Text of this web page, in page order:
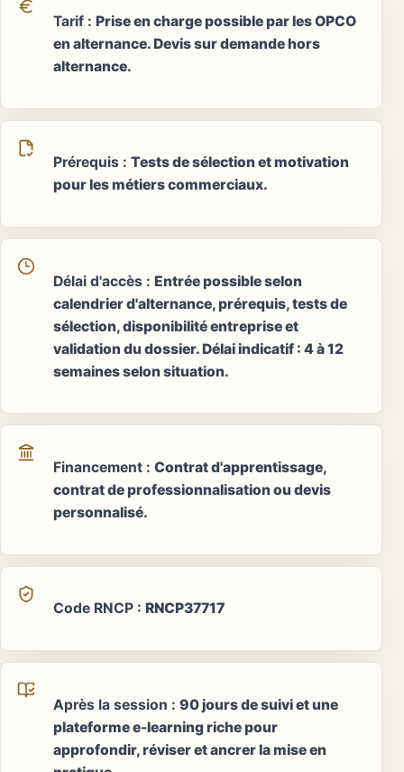
Tarif : Prise en charge possible par les OPCO
en alternance. Devis sur demande hors
alternance.
Prérequis : Tests de sélection et motivation
pour les métiers commerciaux.
Délai d'accès : Entrée possible selon
calendrier d'alternance, prérequis, tests de
sélection, disponibilité entreprise et
validation du dossier. Délai indicatif : 4 à 12
semaines selon situation.
Financement : Contrat d'apprentissage,
contrat de professionnalisation ou devis
personnalisé.
Code RNCP : RNCP37717
Après la session : 90 jours de suivi et une
plateforme e-learning riche pour
approfondir, réviser et ancrer la mise en